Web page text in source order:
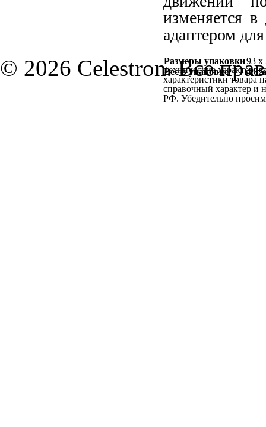
изменяется
адаптером
Размеры упаковки93 x
Вес в упаковке
Технические
характеристики товара
справочный характер и
РФ. Убедительно
© 2026 Celestron. Все